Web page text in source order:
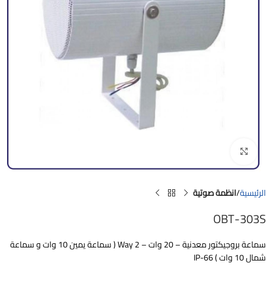
الرئيسية انظمة صوتية
OBT-303S
سماعة بروجيكتور معدنية – 20 وات – 2 Way ( سماعة يمين 10 وات و سماعة
شمال 10 وات ) IP-66